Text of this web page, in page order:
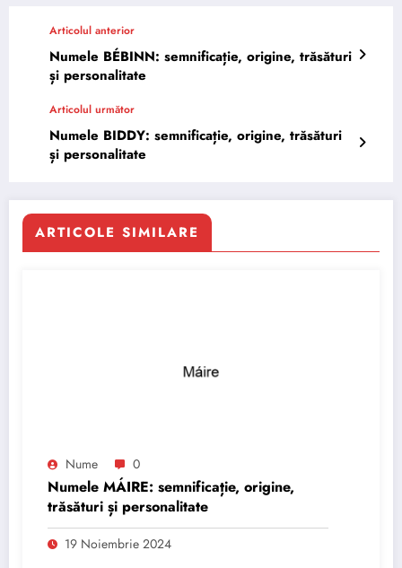
Articolul anterior
Numele BÉBINN: semnificație, origine, trăsături
și personalitate
Articolul următor
Numele BIDDY: semnificație, origine, trăsături
și personalitate
ARTICOLE SIMILARE
Nume 0
Numele MÁIRE: semnificație, origine,
trăsături și personalitate
19 Noiembrie 2024